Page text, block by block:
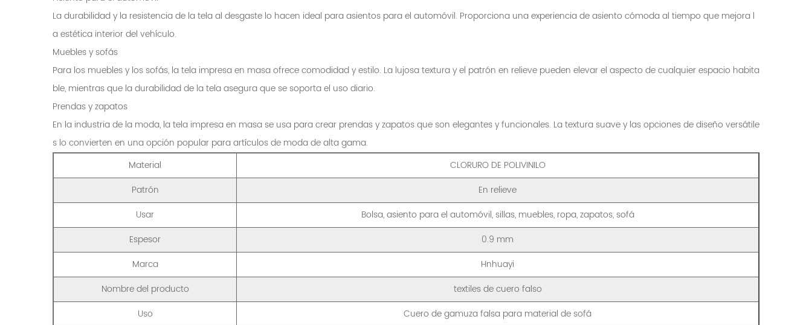
La durabilidad y la resistencia de la tela al desgaste lo hacen ideal para asientos para el automóvil. Proporciona una experiencia de asiento cómoda al tiempo que mejora l
a estética interior del vehículo.
Muebles y sofás
Para los muebles y los sofás, la tela impresa en masa ofrece comodidad y estilo. La lujosa textura y el patrón en relieve pueden elevar el aspecto de cualquier espacio habita
ble, mientras que la durabilidad de la tela asegura que se soporta el uso diario.
Prendas y zapatos
En la industria de la moda, la tela impresa en masa se usa para crear prendas y zapatos que son elegantes y funcionales. La textura suave y las opciones de diseño versátile
s lo convierten en una opción popular para artículos de moda de alta gama.
Material
CLORURO DE POLIVINILO
Patrón
En relieve
Usar
Bolsa, asiento para el automóvil, sillas, muebles, ropa, zapatos, sofá
Espesor
0.9 mm
Marca
Hnhuayi
Nombre del producto
textiles de cuero falso
Uso
Cuero de gamuza falsa para material de sofá